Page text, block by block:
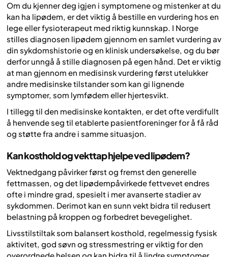
Om du kjenner deg igjen i symptomene og mistenker at du
kan ha lipødem, er det viktig å bestille en vurdering hos en
lege eller fysioterapeut med riktig kunnskap. I Norge
stilles diagnosen lipødem gjennom en samlet vurdering av
din sykdomshistorie og en klinisk undersøkelse, og du bør
derfor unngå å stille diagnosen på egen hånd. Det er viktig
at man gjennom en medisinsk vurdering først utelukker
andre medisinske tilstander som kan gi lignende
symptomer, som lymfødem eller hjertesvikt.
I tillegg til den medisinske kontakten, er det ofte verdifullt
å henvende seg til etablerte pasientforeninger for å få råd
og støtte fra andre i samme situasjon.
Kan kosthold og vekttap hjelpe ved lipødem?
Vektnedgang påvirker først og fremst den generelle
fettmassen, og det lipødempåvirkede fettvevet endres
ofte i mindre grad, spesielt i mer avanserte stadier av
sykdommen. Derimot kan en sunn vekt bidra til redusert
belastning på kroppen og forbedret bevegelighet.
Livsstilstiltak som balansert kosthold, regelmessig fysisk
aktivitet, god søvn og stressmestring er viktig for den